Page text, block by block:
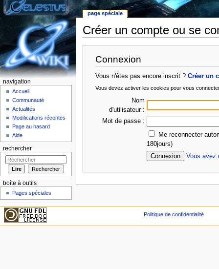
Créer un compte ou se
Connexion
Vous n'êtes pas encore inscrit ?Créer un
Vous devez activer les cookies pour vous
Nom
d'utilisateur :
Mot de passe :
Me reconnecter
180jours)
Vous avez
page spéciale
navigation
Accueil
Communauté
Actualités
Modifications récentes
Page au hasard
Aide
rechercher
boîte à outils
Pages spéciales
Politique de confidentialité